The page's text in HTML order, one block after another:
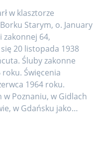
w klasztorze
Starym, o. January
zakonnej 64,
20 listopada 1938
Śluby zakonne
roku. Święcenia
1964 roku.
w Poznaniu, w Gidlach
w Gdańsku jako…